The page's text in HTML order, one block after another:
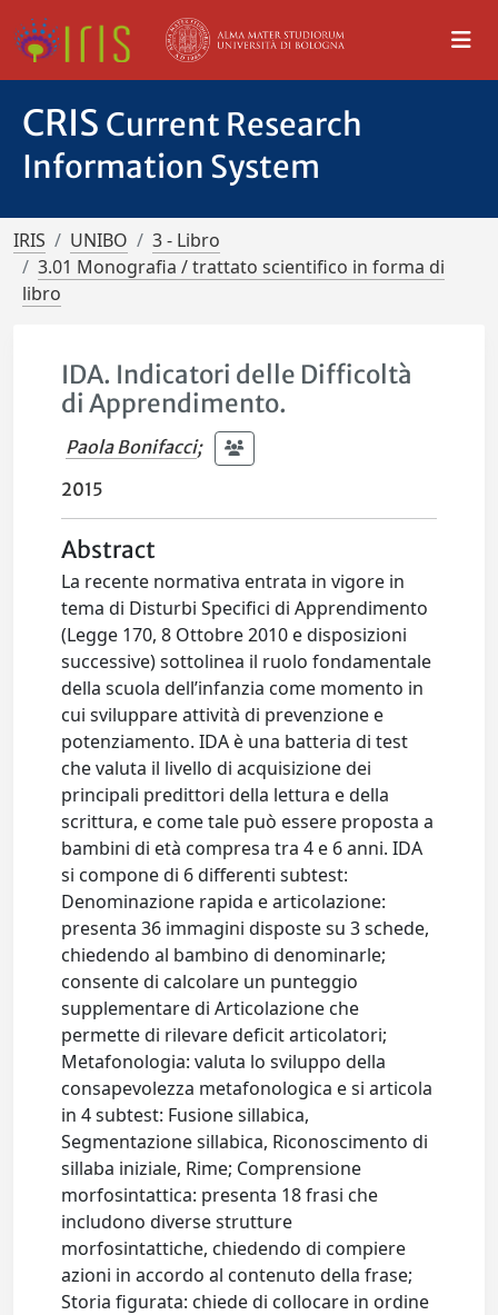
CRIS Current Research
Information System
IRIS UNIBO
3 - Libro
3.01 Monografia / trattato scientifico in forma di
libro
IDA. Indicatori delle Difficoltà
di Apprendimento.
Paola Bonifacci;
2015
Abstract
La recente normativa entrata in vigore in
tema di Disturbi Specifici di Apprendimento
(Legge 170, 8 Ottobre 2010 e disposizioni
successive) sottolinea il ruolo fondamentale
della scuola dell’infanzia come momento in
cui sviluppare attività di prevenzione e
potenziamento. IDA è una batteria di test
che valuta il livello di acquisizione dei
principali predittori della lettura e della
scrittura, e come tale può essere proposta a
bambini di età compresa tra 4 e 6 anni. IDA
si compone di 6 differenti subtest:
Denominazione rapida e articolazione:
presenta 36 immagini disposte su 3 schede,
chiedendo al bambino di denominarle;
consente di calcolare un punteggio
supplementare di Articolazione che
permette di rilevare deficit articolatori;
Metafonologia: valuta lo sviluppo della
consapevolezza metafonologica e si articola
in 4 subtest: Fusione sillabica,
Segmentazione sillabica, Riconoscimento di
sillaba iniziale, Rime; Comprensione
morfosintattica: presenta 18 frasi che
includono diverse strutture
morfosintattiche, chiedendo di compiere
azioni in accordo al contenuto della frase;
Storia figurata: chiede di collocare in ordine